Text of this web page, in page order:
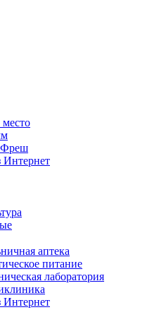
место
Интернет
аптека
питание
лаборатория
Интернет